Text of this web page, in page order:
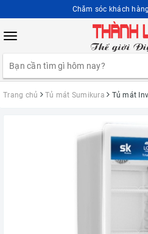
Chăm sóc khách
Toggle
Trang chủ Tủ mát Sumikura Tủ mát